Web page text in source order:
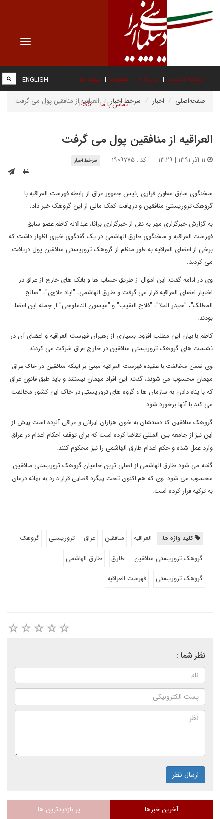
Toggle
صفحه نخست درباره ما عضویت پیوند ها
تماس با ما RSS
ENGLISH
صفحه‌اصلی اخبار سرخط اخبار العراقیه از منافقین پول می گرفت
العراقیه از منافقین پول می گرفت
کد : ۱۹۰۹۷۷۵ سرخط اخبار
سخنگوی سابق معاون فراری رئیس جمهور عراق از رابطه فهرست العراقیه با
گروهک تروریستی منافقین و دریافت کمک مالی از این گروهک خبر داد.
به گزارش خبرگزاری مهر به نقل از خبرگزاری براثا، عبدالاله کاظم عضو سابق
فهرست العراقیه و سخنگوی طارق الهاشمی در یک گفتگوی خبری اظهار داشت که
برخی از اعضای العراقیه به طور منظم از گروهک تروریستی منافقین پول دریافت
می کردند.
وی در ادامه گفت: این اموال از طریق حساب ها و بانک های خارج از عراق در
اختیار اعضای العراقیه قرار می گرفت و طارق الهاشمی، "ایاد علاوی"، "صالح
المطلک"، "حیدر الملا"، "فلاح النقیب" و "میسون الدملوجی" از جمله این اعضا
بودند.
کاظم با بیان این مطلب افزود: بسیاری از رهبران فهرست العراقیه و اعضای آن در
نشست های گروهک تروریستی منافقین در خارج عراق شرکت می کردند.
وی ضمن مخالفت با عقیده فهرست العراقیه مبنی بر اینکه منافقین در خاک عراق
مهمان محسوب می شوند، گفت: این افراد مهمان نیستند و باید طبق قانون عراق
که با پناه دادن به سازمان ها و گروه های تروریستی در خاک این کشور مخالفت
می کند با آنها برخورد شود.
گروهک منافقین که دستشان به خون هزاران ایرانی و عراقی آلوده است پیش از
این نیز از جامعه بین المللی تقاضا کرده است که برای توقف احکام اعدام در عراق
وارد عمل شده و حکم اعدام طارق الهاشمی را نیز محکوم کنند.
گفته می شود طارق الهاشمی از اصلی ترین حامیان گروهک تروریستی منافقین
محسوب می شود. وی که هم اکنون تحت پیگرد قضایی قرار دارد به بهانه درمان
به ترکیه فرار کرده است.
کلید واژه ها: العراقیه منافقین عراق تروریستی
گروهک
گروهک تروریستی منافقین
طارق
طارق الهاشمی
گروهک تروریستی
فهرست العراقیه
نظر شما :
ارسال نظر
آخرین خبرها پر بازدیدترین ها